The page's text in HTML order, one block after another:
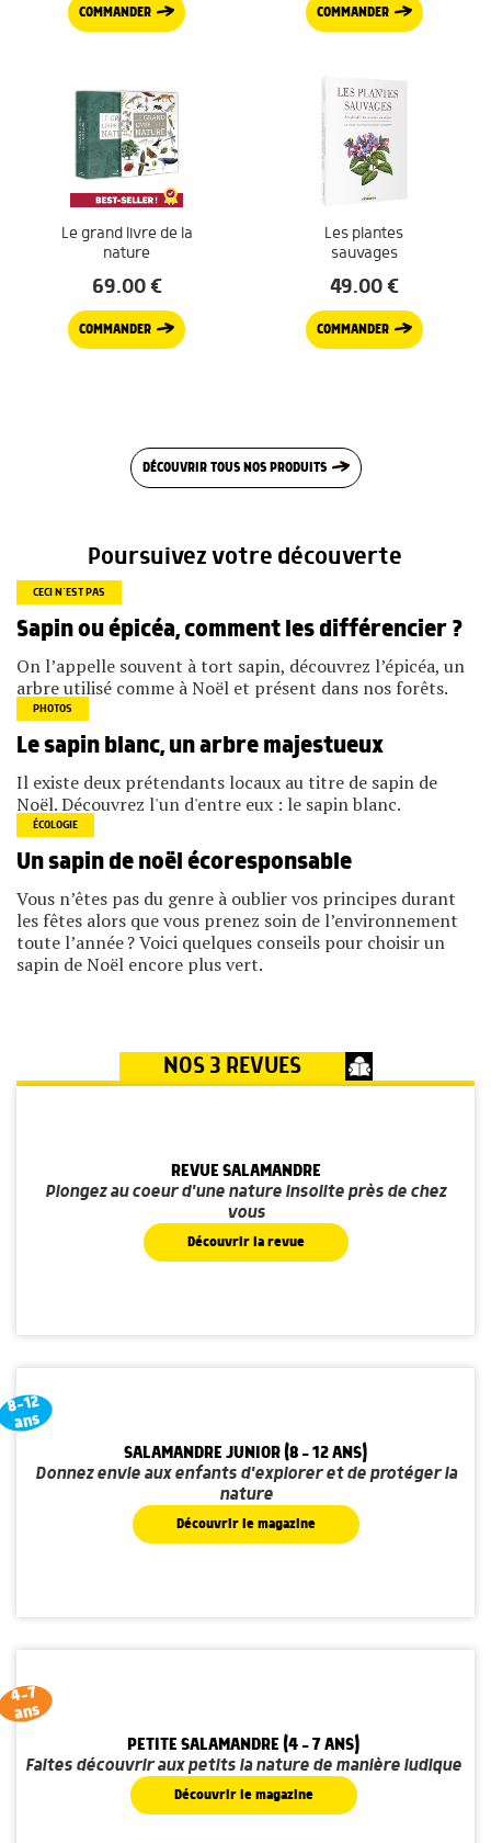
COMMANDER COMMANDER
Le grand livre de la
nature
69.00€
COMMANDER
Les plantes
sauvages
49.00€
COMMANDER
DÉCOUVRIR TOUS NOS PRODUITS
Poursuivez votre découverte
CECI N’EST PAS
Sapin ou épicéa, comment les différencier ?
On l’appelle souvent à tort sapin, découvrez l’épicéa, un
arbre utilisé comme à Noël et présent dans nos forêts.
PHOTOS
Le sapin blanc, un arbre majestueux
Il existe deux prétendants locaux au titre de sapin de
Noël. Découvrez l'un d'entre eux : le sapin blanc.
ÉCOLOGIE
Un sapin de noël écoresponsable
Vous n’êtes pas du genre à oublier vos principes durant
les fêtes alors que vous prenez soin de l’environnement
toute l’année ? Voici quelques conseils pour choisir un
sapin de Noël encore plus vert.
NOS 3 REVUES
REVUE SALAMANDRE
Plongez au coeur d'une nature insolite près de chez
vous
Découvrir la revue
8-12
ans
SALAMANDRE JUNIOR (8 - 12 ANS)
Donnez envie aux enfants d'explorer et de protéger la
nature
Découvrir le magazine
4-7
ans
PETITE SALAMANDRE (4 - 7 ANS)
Faites découvrir aux petits la nature de manière ludique
Découvrir le magazine